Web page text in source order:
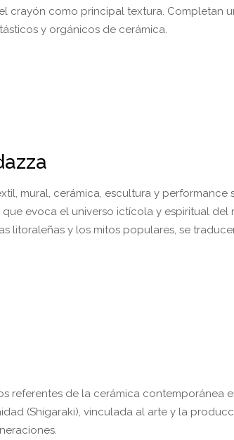
crayón como principal textura. Completan
y orgánicos de cerámica.
mural, cerámica, escultura y
evoca el universo ictícola y espiritual del
litoraleñas y los mitos populares, se
referentes de la cerámica contemporánea
(Shigaraki), vinculada al arte y la